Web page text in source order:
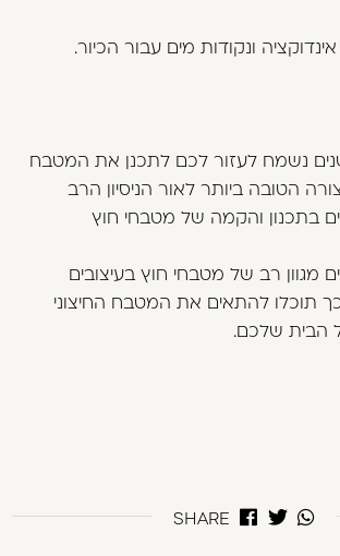
אינדוקציה ונקודות מים עבור הכיור.
נשמח לעזור לכם לתכנן את המטבח
הטובה ביותר לאור הניסיון הרב
בתכנון והקמה של מטבחי חוץ
מגוון רב של מטבחי חוץ בעיצובים
כך תוכלו להתאים את המטבח החיצוני
הבית שלכם.
SHARE